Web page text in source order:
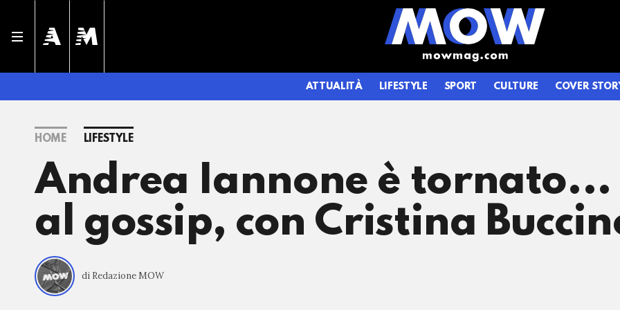
ATTUALITÀ LIFESTYLE SPORT CULTURE COVER
HOME LIFESTYLE
Andrea Iannone è tornato...
al gossip, con Cristina
di Redazione MOW